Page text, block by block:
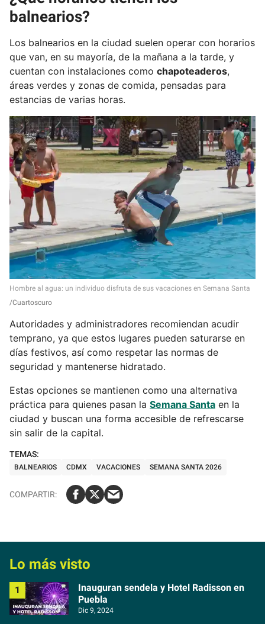
balnearios?
Los balnearios en la ciudad suelen operar con horarios
que van, en su mayoría, de la mañana a la tarde, y
cuentan con instalaciones como chapoteaderos,
áreas verdes y zonas de comida, pensadas para
estancias de varias horas.
Hombre al agua: un individuo disfruta de sus vacaciones en Semana Santa
Cuartoscuro
Autoridades y administradores recomiendan acudir
temprano, ya que estos lugares pueden saturarse en
días festivos, así como respetar las normas de
seguridad y mantenerse hidratado.
Estas opciones se mantienen como una alternativa
práctica para quienes pasan la Semana Santa en la
ciudad y buscan una forma accesible de refrescarse
sin salir de la capital.
BALNEARIOS CDMX VACACIONES SEMANA SANTA 2026
Lo más visto
Inauguran sendela y Hotel Radisson en
Puebla
Dic 9, 2024